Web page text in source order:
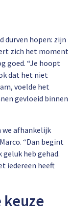
durven hopen: zijn
zich het moment
goed. “Je hoopt
dat het niet
voelde het
gevloeid binnen
we afhankelijk
“Dan begint
heb gehad.
iedereen heeft